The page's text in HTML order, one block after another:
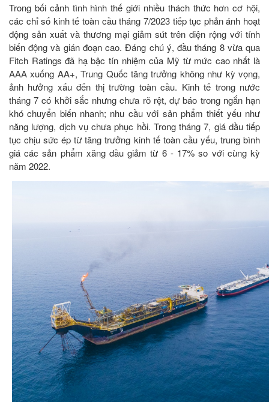
Trong bối cảnh tình hình thế giới nhiều thách thức hơn cơ hội,
các chỉ số kinh tế toàn cầu tháng 7/2023 tiếp tục phản ánh hoạt
động sản xuất và thương mại giảm sút trên diện rộng với tính
biến động và gián đoạn cao. Đáng chú ý, đầu tháng 8 vừa qua
Fitch Ratings đã hạ bậc tín nhiệm của Mỹ từ mức cao nhất là
AAA xuống AA+, Trung Quốc tăng trưởng không như kỳ vọng,
ảnh hưởng xấu đến thị trường toàn cầu. Kinh tế trong nước
tháng 7 có khởi sắc nhưng chưa rõ rệt, dự báo trong ngắn hạn
khó chuyển biến nhanh; nhu cầu với sản phẩm thiết yếu như
năng lượng, dịch vụ chưa phục hồi. Trong tháng 7, giá dầu tiếp
tục chịu sức ép từ tăng trưởng kinh tế toàn cầu yếu, trung bình
giá các sản phẩm xăng dầu giảm từ 6 - 17% so với cùng kỳ
năm 2022.